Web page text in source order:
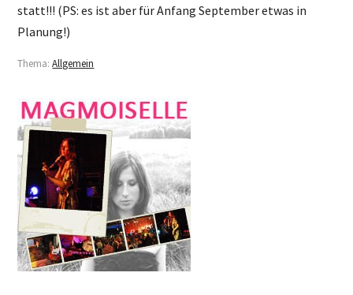
statt!!! (PS: es ist aber für Anfang September etwas in
Planung!)
Thema:Allgemein